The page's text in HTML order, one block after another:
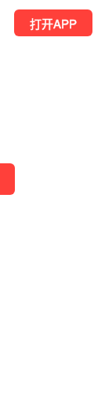
打开APP